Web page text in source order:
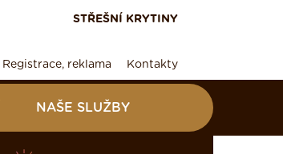
STŘEŠNÍ KRYTINY
Registrace, reklama Kontakty
NAŠE SLUŽBY